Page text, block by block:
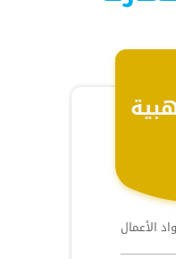
الأعمال